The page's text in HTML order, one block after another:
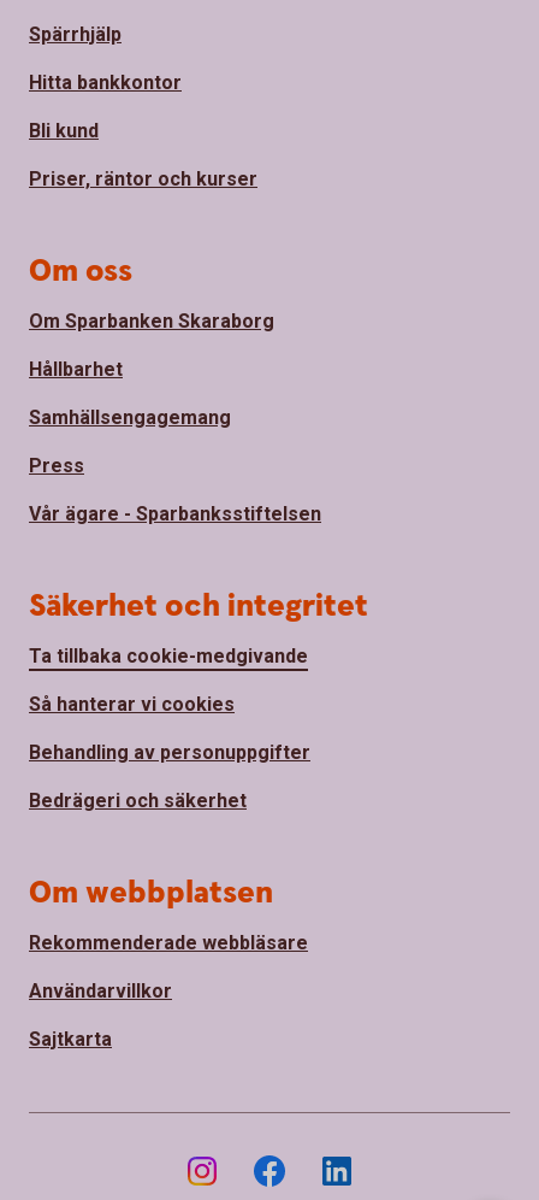
Spärrhjälp
Hitta bankkontor
Bli kund
Priser, räntor och kurser
Om oss
Om Sparbanken Skaraborg
Hållbarhet
Samhällsengagemang
Press
Vår ägare - Sparbanksstiftelsen
Säkerhet och integritet
Ta tillbaka cookie-medgivande
Så hanterar vi cookies
Behandling av personuppgifter
Bedrägeri och säkerhet
Om webbplatsen
Rekommenderade webbläsare
Användarvillkor
Sajtkarta